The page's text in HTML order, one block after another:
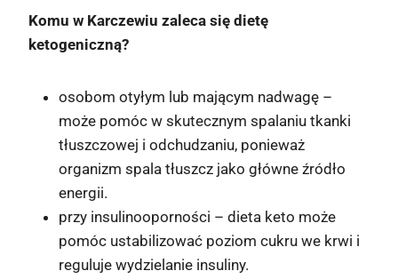
Komu w Karczewiu zaleca się dietę
ketogeniczną?
osobom otyłym lub mającym nadwagę –
może pomóc w skutecznym spalaniu tkanki
tłuszczowej i odchudzaniu, ponieważ
organizm spala tłuszcz jako główne źródło
energii.
przy insulinooporności – dieta keto może
pomóc ustabilizować poziom cukru we krwi i
reguluje wydzielanie insuliny.